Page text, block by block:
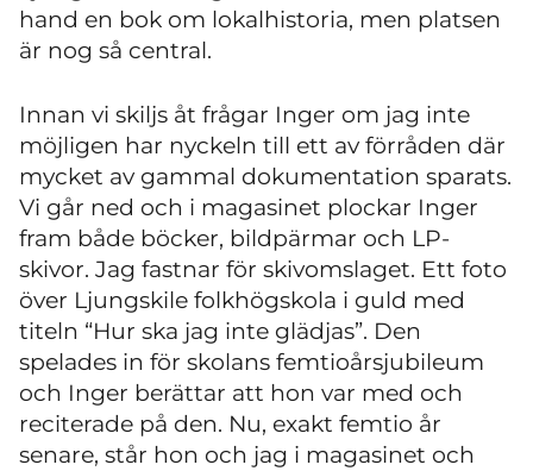
hand en bok om lokalhistoria, men platsen
är nog så central.
Innan vi skiljs åt frågar Inger om jag inte
möjligen har nyckeln till ett av förråden där
mycket av gammal dokumentation sparats.
Vi går ned och i magasinet plockar Inger
fram både böcker, bildpärmar och LP-
skivor. Jag fastnar för skivomslaget. Ett foto
över Ljungskile folkhögskola i guld med
titeln “Hur ska jag inte glädjas”. Den
spelades in för skolans femtioårsjubileum
och Inger berättar att hon var med och
reciterade på den. Nu, exakt femtio år
senare, står hon och jag i magasinet och